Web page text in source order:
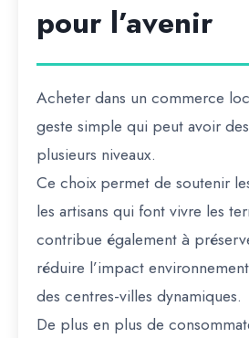
pour l’avenir
Acheter dans un commerce
geste simple qui peut avoir
plusieurs niveaux.
Ce choix permet de soutenir
les artisans qui font vivre les
contribue également à
réduire l’impact
des centres-villes dynamiques.
De plus en plus de